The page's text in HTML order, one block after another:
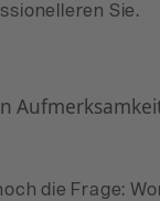
Sie.
die Frage: